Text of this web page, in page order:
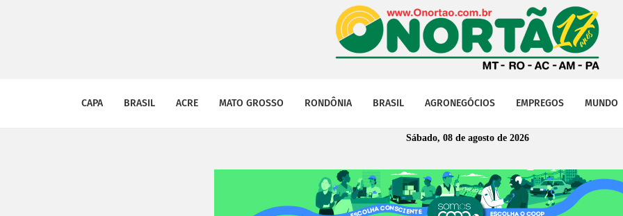
CAPA BRASIL ACRE MATO GROSSO RONDÔNIA BRASIL AGRONEGÓCIOS EMPREGOS MUNDO
Sábado, 08 de agosto de 2026